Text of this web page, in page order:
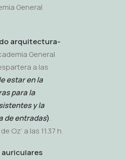
General
arquitectura-
General
a las
estar en la
para la
y la
de entradas).
Oz’ a las 11.37 h.
auriculares